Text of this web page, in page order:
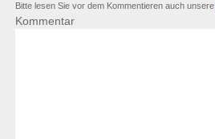
Bitte lesen Sie vor dem Kommentieren auch unsere
Kommentar